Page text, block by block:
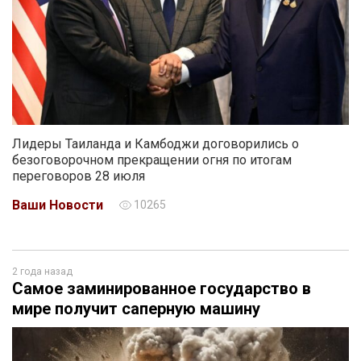
Лидеры Таиланда и Камбоджи договорились о
безоговорочном прекращении огня по итогам
переговоров 28 июля
Ваши Новости
10265
2 года назад
Самое заминированное государство в
мире получит саперную машину